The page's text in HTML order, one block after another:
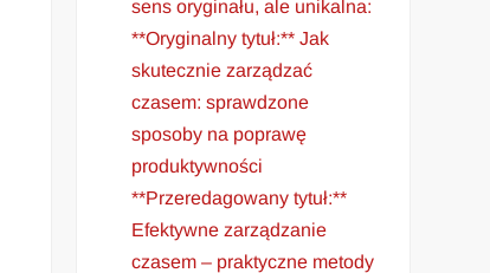
sens oryginału, ale unikalna:
**Oryginalny tytuł:** Jak
skutecznie zarządzać
czasem: sprawdzone
sposoby na poprawę
produktywności
**Przeredagowany tytuł:**
Efektywne zarządzanie
czasem – praktyczne metody